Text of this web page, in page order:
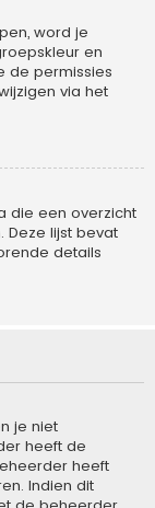
word je
en
de permissies
via het
die een overzicht
Deze lijst bevat
details
je niet
heeft de
heeft
Indien dit